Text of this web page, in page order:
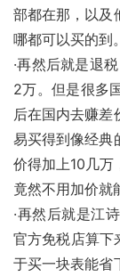
部都在那，以及
哪都可以买的到。
·再然后就是退
2万。但是很多
后在国内去赚差
易买得到像经典
价得加上10几万
竟然不用加价就
·再然后就是江
官方免税店算下
于买一块表能省